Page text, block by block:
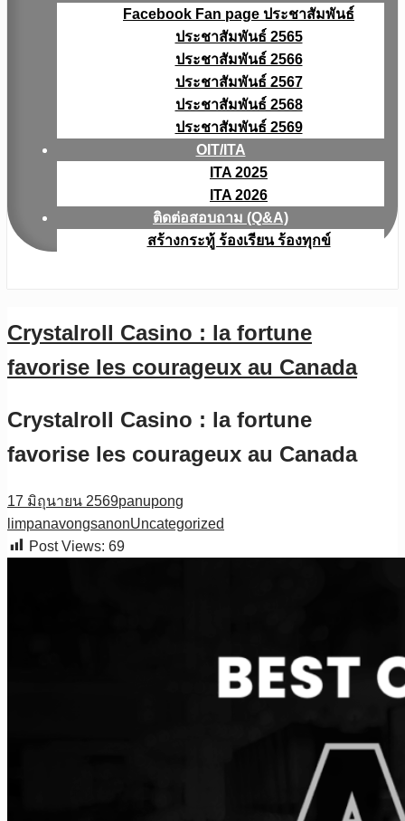
Facebook Fan page ประชาสัมพันธ์
ประชาสัมพันธ์ 2565
ประชาสัมพันธ์ 2566
ประชาสัมพันธ์ 2567
ประชาสัมพันธ์ 2568
ประชาสัมพันธ์ 2569
OIT/ITA
ITA 2025
ITA 2026
ติดต่อสอบถาม (Q&A)
สร้างกระทู้ ร้องเรียน ร้องทุกข์
Crystalroll Casino : la fortune
favorise les courageux au Canada
Crystalroll Casino : la fortune
favorise les courageux au Canada
17 มิถุนายน 2569panupong
limpanavongsanonUncategorized
Post Views: 69